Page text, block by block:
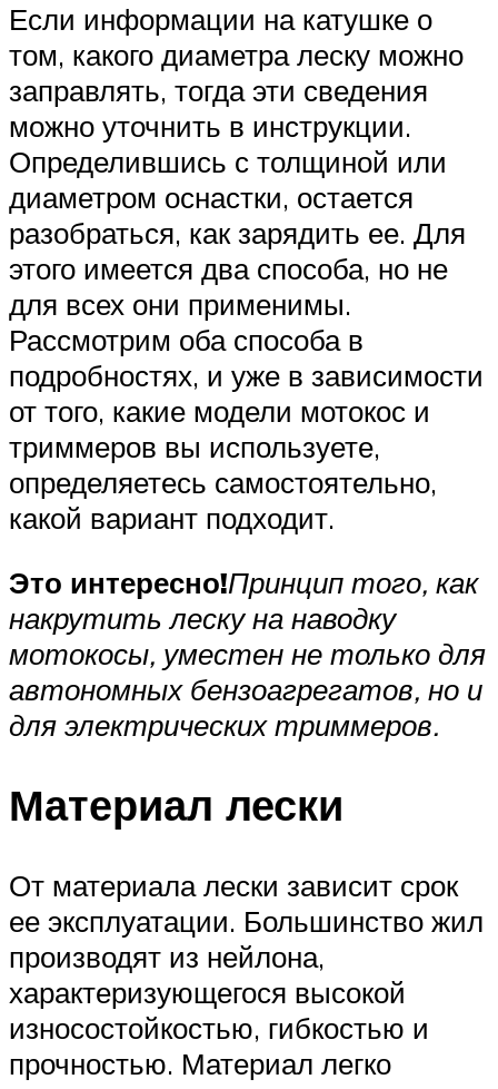
Если информации на катушке о
том, какого диаметра леску можно
заправлять, тогда эти сведения
можно уточнить в инструкции.
Определившись с толщиной или
диаметром оснастки, остается
разобраться, как зарядить ее. Для
этого имеется два способа, но не
для всех они применимы.
Рассмотрим оба способа в
подробностях, и уже в зависимости
от того, какие модели мотокос и
триммеров вы используете,
определяетесь самостоятельно,
какой вариант подходит.
Это интересно!Принцип того, как
накрутить леску на наводку
мотокосы, уместен не только для
автономных бензоагрегатов, но и
для электрических триммеров.
Материал лески
От материала лески зависит срок
ее эксплуатации. Большинство жил
производят из нейлона,
характеризующегося высокой
износостойкостью, гибкостью и
прочностью. Материал легко